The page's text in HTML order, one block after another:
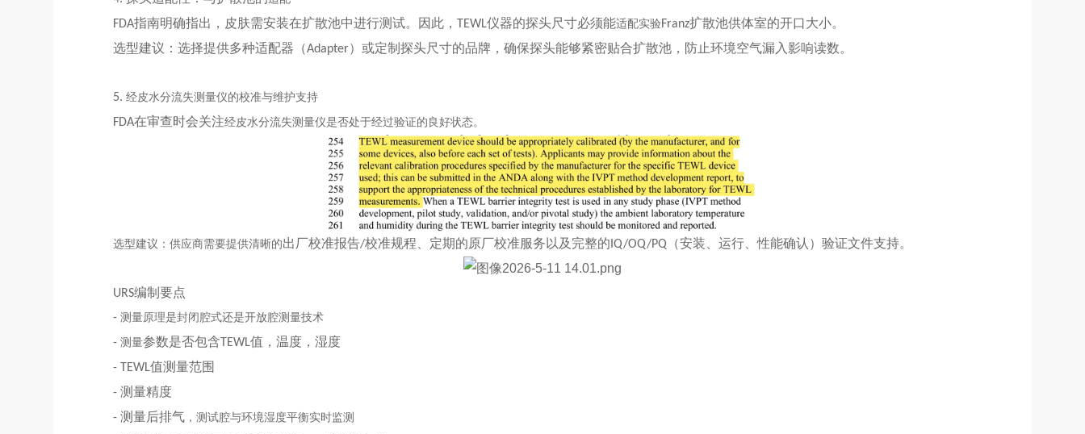
FDA指南明确指出，皮肤需安装在扩散池中进行测试。因此， TEWL仪器的探头尺寸必须能适配实验Franz扩散池供体室的开口大小。
选型建议：选择提供多种适配器（Adapter）或定制探头尺寸的品牌，确保探头能够紧密贴合扩散池，防止环境空气漏入影响读数。
5. 经皮水分流失测量仪的校准与维护支持
FDA在审查时会关注经皮水分流失测量仪是否处于经过验证的良好状态。
选型建议：供应商需要提供清晰的出厂校准报告/校准规程、定期的原厂校准服务以及完整的 IQ/OQ/PQ （安装、运行、性能确认）验证文件支持。
URS编制要点
- 测量原理是封闭腔式还是开放腔测量技术
- 测量参数是否包含 TEWL值，温度，湿度
- TEWL值测量范围
- 测量精度
- 测量后排气，测试腔与环境湿度平衡实时监测